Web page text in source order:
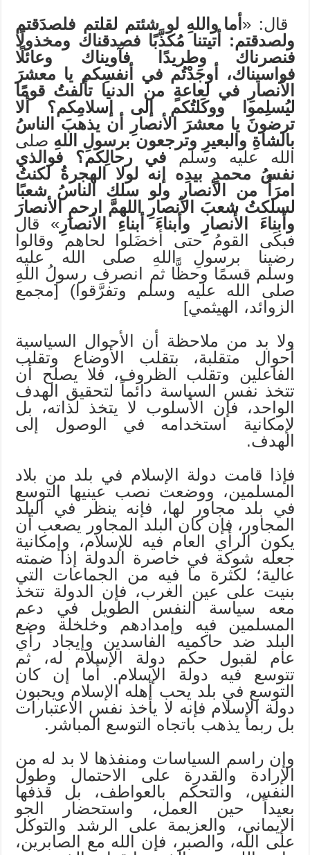
قال: « أما واللهِ لو شئتم لقلتم فلصدَقتم
ولصدقتم: أتيتنا مُكذَّبًا فصدقناك ومخذولًا
فنصرناك وطريدًا فآويناك وعائلًا
فواسيناك، أوجَدْتُم في أنفسِكم يا معشرَ
الأنصارِ في لعاعةٍ من الدنيا تألفتُ قومًا
ليُسلِموا ووكَلتُكم إلى إسلامِكم؟ ألا
ترضونَ يا معشرَ الأنصارِ أن يذهبَ الناسُ
بالشاةِ والبعيرِ وترجعون برسولِ اللهِ صلى
الله عليه وسلمفي رحالِكم؟ فوالذي
نفسُ محمدٍ بيدِه إنه لولا الهجرةُ لكنتُ
امرَأً من الأنصارِ ولو سلك الناسُ شعبًا
لسلكتُ شعبَ الأنصارِ اللهمَّ ارحمِ الأنصارَ
وأبناءَ الأنصارِ وأبناءَ أبناءِ الأنصارِ» قال
فبكَى القومُ حتى أخضَلوا لحاهم وقالوا
رضينا برسولِ اللهِ صلى الله عليه
وسلم قسمًا وحظًّا ثم انصرف رسولُ اللهِ
صلى الله عليه وسلم وتفرَّقوا) [مجمع
الزوائد، الهيثمي]
ولا بد من ملاحظة أن الأحوال السياسية
أحوال متقلبة، بتقلب الأوضاع وتقلب
الفاعلين وتقلب الظروف، فلا يصلح أن
تتخذ نفس السياسة دائماً لتحقيق الهدف
الواحد، فإن الأسلوب لا يتخذ لذاته، بل
لإمكانية استخدامه في الوصول إلى
الهدف.
فإذا قامت دولة الإسلام في بلد من بلاد
المسلمين، ووضعت نصب عينيها التوسع
في بلد مجاور لها، فإنه ينظر في البلد
المجاور، فإن كان البلد المجاور يصعب أن
يكون الرأي العام فيه للإسلام، وإمكانية
جعله شوكة في خاصرة الدولة إذا ضمته
عالية؛ لكثرة ما فيه من الجماعات التي
بنيت على عين الغرب، فإن الدولة تتخذ
معه سياسة النفس الطويل في دعم
المسلمين فيه وإمدادهم وخلخلة وضع
البلد ضد حاكميه الفاسدين وإيجاد رأي
عام لقبول حكم دولة الإسلام له، ثم
تتوسع فيه دولة الإسلام. أما إن كان
التوسع في بلد يحب أهله الإسلام ويحبون
دولة الإسلام فإنه لا يأخذ نفس الاعتبارات
بل ربما يذهب باتجاه التوسع المباشر.
وإن راسم السياسات ومنفذها لا بد له من
الإرادة والقدرة على الاحتمال وطول
النفس، والتحكم بالعواطف، بل قذفها
بعيداً حين العمل، واستحضار الجو
الإيماني، والعزيمة على الرشد والتوكل
على الله، والصبر، فإن الله مع الصابرين،